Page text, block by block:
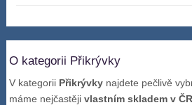
O kategorii Přikrývky
V kategorii Přikrývky najdete pečlivě
máme nejčastějivlastním skladem v ČR